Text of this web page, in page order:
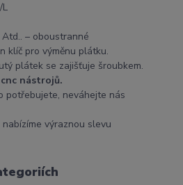
L
– oboustranné
klíč pro výměnu plátku.
plátek se zajišťuje šroubkem.
cnc nástrojů.
potřebujete, neváhejte nás
výraznou slevu